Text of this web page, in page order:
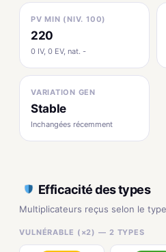
PV MIN (NIV. 100)
220
0 IV, 0 EV, nat. -
VARIATION GEN
Stable
Inchangées récemment
Efficacité des types
Multiplicateurs reçus selon le
VULNÉRABLE (×2) — 2 TYPES